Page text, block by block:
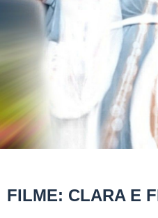
FILME: CLARA E